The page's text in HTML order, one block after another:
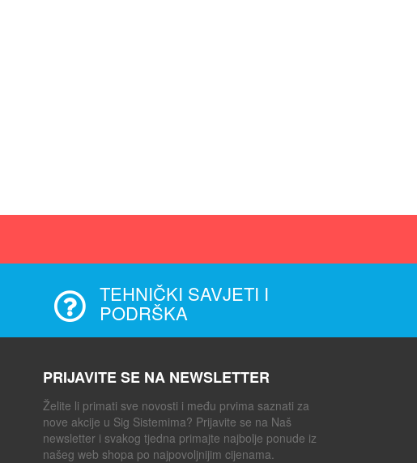
TEHNIČKI SAVJETI I
PODRŠKA
PRIJAVITE SE NA NEWSLETTER
Želite li primati sve novosti i među prvima saznati za
nove akcije u Sig Sistemima? Prijavite se na Naš
newsletter i svakog tjedna primajte najbolje ponude iz
našeg web shopa po najpovoljnijim cijenama.